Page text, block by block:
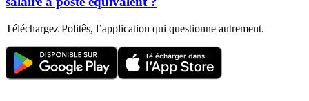
Téléchargez Politês, l’application qui questionne autrement.